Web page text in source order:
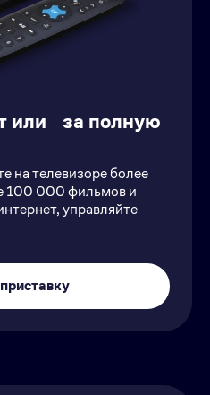
или за полную
на телевизоре более
100 000 фильмов и
управляйте